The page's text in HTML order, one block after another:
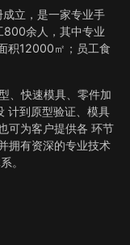
立，是一家专业手
余人，其中专业
积12000㎡；员工食
、快速模具、零件加
计到原型验证、模具
可为客户提供各 环节
拥有资深的专业技术
。